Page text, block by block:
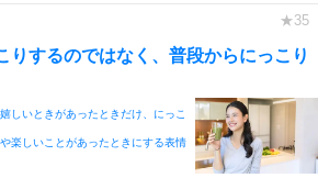
りするのではなく、普段からにっこり
しいときがあったときだけ、にっこ
楽しいことがあったときにする表情